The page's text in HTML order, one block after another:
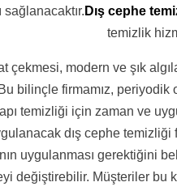
sağlanacaktır. Dış cephe
temizlik
çekmesi, modern ve şık
bilinçle firmamız, periyodik
temizliği için zaman ve
dış cephe temizliği
uygulanması gerektiğini
değiştirebilir. Müşteriler